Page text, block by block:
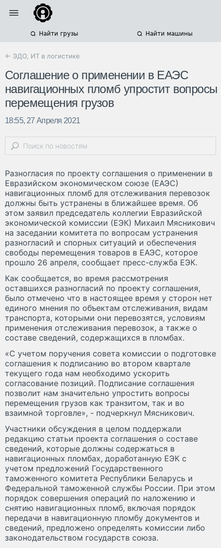
Найти грузы Найти машины
← ЭДО, ИТ в логистике
Соглашение о применении в ЕАЭС
навигационных пломб упростит вопросы
перемещения грузов
18:55, 27 Апреля 2021
Разногласия по проекту соглашения о применении в
Евразийском экономическом союзе (ЕАЭС)
навигационных пломб для отслеживания перевозок
должны быть устранены в ближайшее время. Об
этом заявил председатель коллегии Евразийской
экономической комиссии (ЕЭК) Михаил Мясникович
на заседании комитета по вопросам устранения
разногласий и спорных ситуаций и обеспечения
свободы перемещения товаров в ЕАЭС, которое
прошло 26 апреля, сообщает пресс-служба ЕЭК.
Как сообщается, во время рассмотрения
оставшихся разногласий по проекту соглашения,
было отмечено что в настоящее время у сторон нет
единого мнения по объектам отслеживания, видам
транспорта, которыми они перевозятся, условиям
применения отслеживания перевозок, а также о
составе сведений, содержащихся в пломбах.
«С учетом поручения совета комиссии о подготовке
соглашения к подписанию во втором квартале
текущего года нам необходимо ускорить
согласование позиций. Подписание соглашения
позволит нам значительно упростить вопросы
перемещения грузов как транзитом, так и во
взаимной торговле», - подчеркнул Мясникович.
Участники обсуждения в целом поддержали
редакцию статьи проекта соглашения о составе
сведений, которые должны содержаться в
навигационных пломбах, доработанную ЕЭК с
учетом предложений Государственного
таможенного комитета Республики Беларусь и
Федеральной таможенной службы России. При этом
порядок совершения операций по наложению и
снятию навигационных пломб, включая порядок
передачи в навигационную пломбу документов и
сведений, предложено определять комиссии либо
законодательством государств союза.